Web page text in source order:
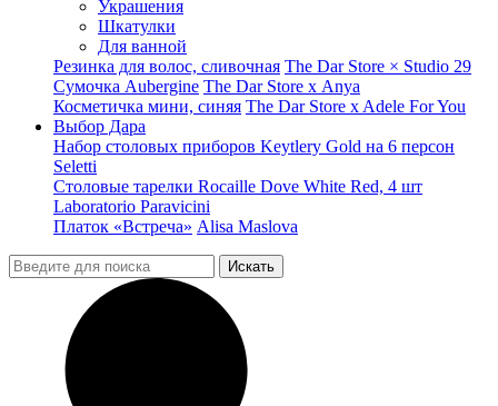
Украшения
Шкатулки
Для ванной
Резинка для волос, сливочная The Dar Store × Studio 29
Сумочка Aubergine The Dar Store x Anya
Косметичка мини, синяя The Dar Store x Adele For You
Выбор Дара
Набор столовых приборов Keytlery Gold на 6 персон
Seletti
Столовые тарелки Rocaille Dove White Red, 4 шт
Laboratorio Paravicini
Платок «Встреча» Alisa Maslova